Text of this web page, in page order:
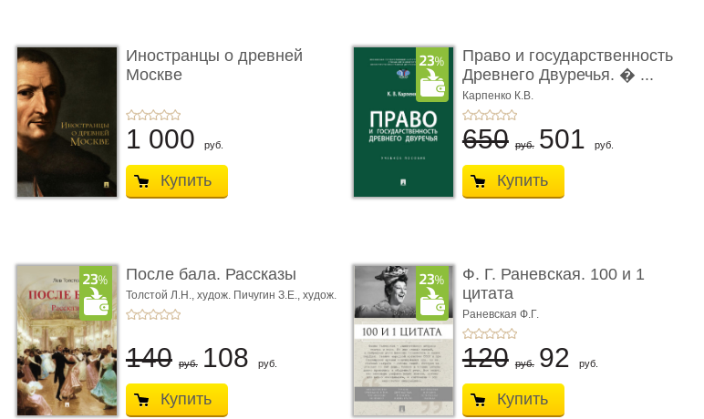
Иностранцы о древней
Москве
1 000 руб.
Купить
Право и государственность
Древнего Двуречья. � ...
Карпенко К.В.
650 руб. 501 руб.
Купить
После бала. Рассказы
Толстой Л.Н., худож. Пичугин З.Е., худож.
Лебедев А.И.,
140 руб. 108 руб.
Купить
Ф. Г. Раневская. 100 и 1
цитата
Раневская Ф.Г.
120 руб. 92 руб.
Купить